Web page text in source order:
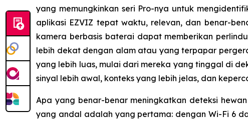
yang memungkinkan seri Pro-nya untuk
aplikasi EZVIZ tepat waktu, relevan, dan benar-
kamera berbasis baterai dapat memberikan
lebih dekat dengan alam atau yang terpapar
yang lebih luas, mulai dari mereka yang tinggal di
sinyal lebih awal, konteks yang lebih jelas, dan
Apa yang benar-benar meningkatkan deteksi
yang andal adalah yang pertama: dengan Wi-Fi 6